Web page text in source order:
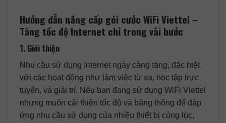
Hướng dẫn nâng cấp gói cước WiFi Viettel –
Tăng tốc độ Internet chỉ trong vài bước
1. Giới thiệu
Nhu cầu sử dụng Internet ngày càng tăng, đặc biệt
với các hoạt động như làm việc từ xa, học tập trực
tuyến, và giải trí. Nếu bạn đang sử dụng WiFi Viettel
nhưng muốn cải thiện tốc độ và băng thông để đáp
ứng nhu cầu sử dụng của nhiều thiết bị cùng lúc,